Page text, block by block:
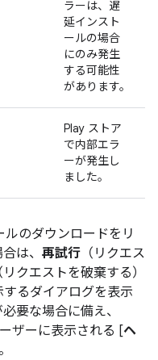
ラーは、遅
延インスト
ールの場合
にのみ発生
する可能性
があります。
Play ストア
で内部エラ
ーが発生し
ました。
のダウンロードをリ
は、 再試行 （リクエス
リクエストを破棄する）
るダイアログを表示
要な場合に備え、
ザーに表示される [ヘ